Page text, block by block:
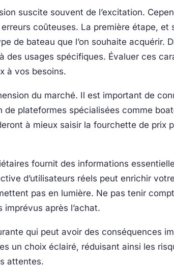
suscite souvent de l’excitation.
coûteuses. La première étape, et
de bateau que l’on souhaite acquérir.
usages spécifiques. Évaluer ces
à vos besoins.
du marché. Il est important de
plateformes spécialisées comme
à mieux saisir la fourchette de prix
fournit des informations
d’utilisateurs réels peut enrichir
pas en lumière. Ne pas tenir
après l’achat.
qui peut avoir des conséquences
un choix éclairé, réduisant ainsi les
attentes.